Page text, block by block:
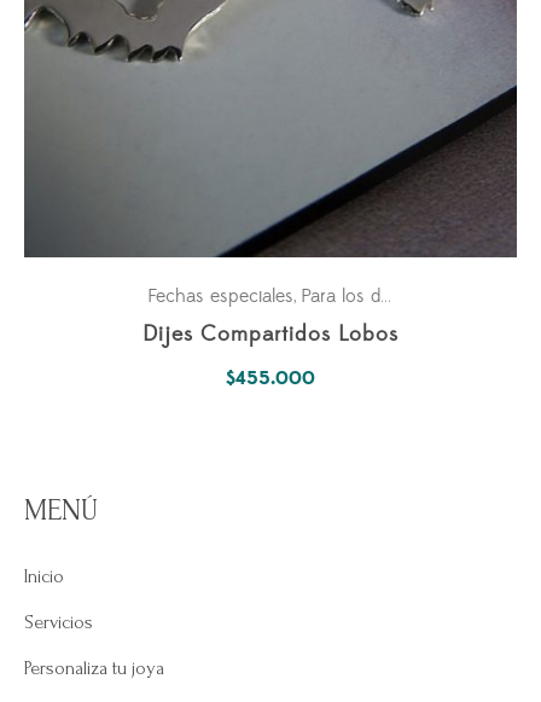
Fechas especiales, Para los dos
Dijes Compartidos Lobos
$455.000
MENÚ
Inicio
Servicios
Personaliza tu joya